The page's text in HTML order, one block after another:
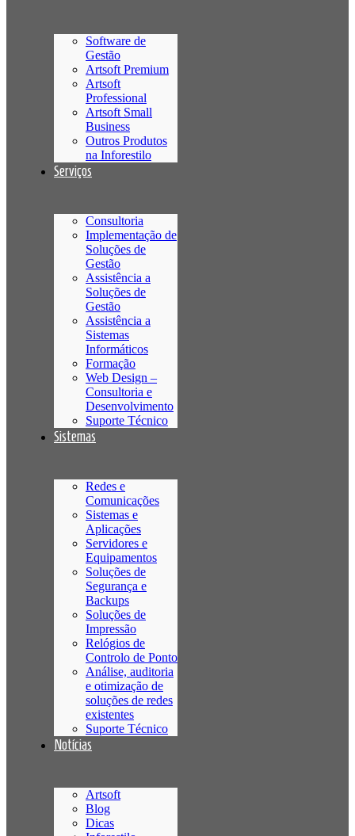
Software de
Gestão
Artsoft Premium
Artsoft
Professional
Artsoft Small
Business
Outros Produtos
na Inforestilo
Serviços
Consultoria
Implementação de
Soluções de
Gestão
Assistência a
Soluções de
Gestão
Assistência a
Sistemas
Informáticos
Formação
Web Design –
Consultoria e
Desenvolvimento
Suporte Técnico
Sistemas
Redes e
Comunicações
Sistemas e
Aplicações
Servidores e
Equipamentos
Soluções de
Segurança e
Backups
Soluções de
Impressão
Relógios de
Controlo de Ponto
Análise, auditoria
e otimização de
soluções de redes
existentes
Suporte Técnico
Notícias
Artsoft
Blog
Dicas